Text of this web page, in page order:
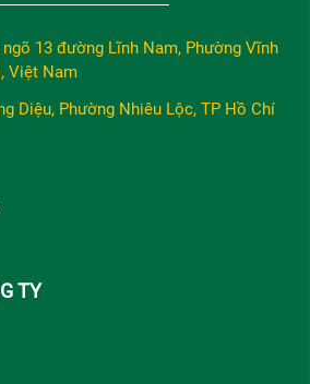
13 đường Lĩnh Nam, Phường Vĩnh
Việt Nam
Diệu, Phường Nhiêu Lộc, TP Hồ Chí
TY